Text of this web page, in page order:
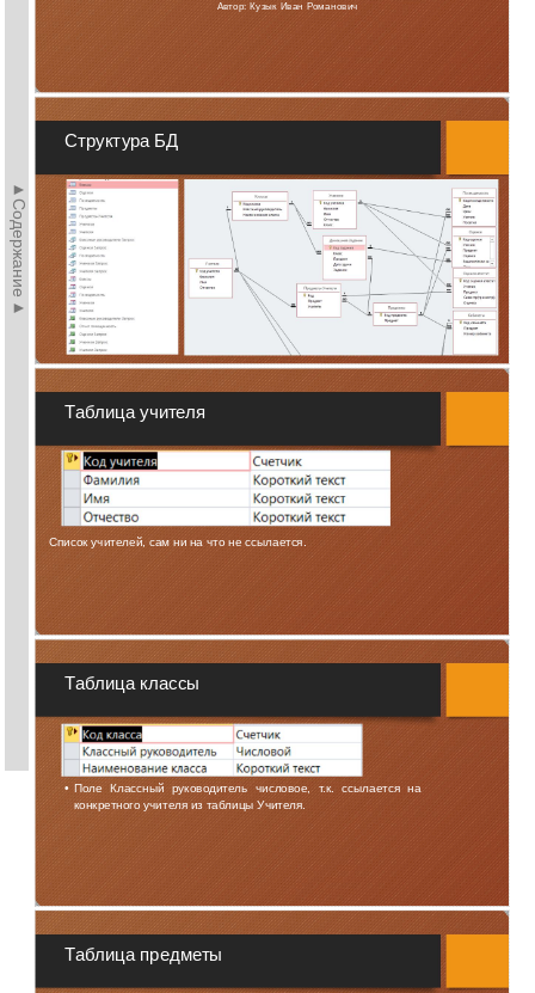
►Содержание►
Автор: Кузык Иван Романович
Структура БД
Таблица учителя
Список учителей, сам ни на что не ссылается.
Таблица классы
• Поле Классный руководитель числовое, т.к. ссылается на
конкретного учителя из таблицы Учителя.
Таблица предметы